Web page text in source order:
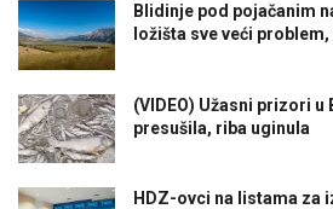
Blidinje pod pojačanim
ložišta sve veći
(VIDEO) Užasni prizori
presušila, riba uginula
HDZ-ovci na listama za